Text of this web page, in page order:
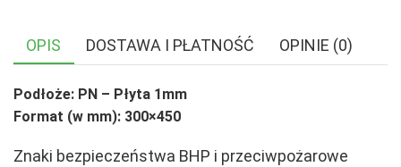
OPIS DOSTAWA I PŁATNOŚĆ OPINIE (0)
Podłoże: PN – Płyta 1mm
Format (w mm): 300×450
Znaki bezpieczeństwa BHP i przeciwpożarowe